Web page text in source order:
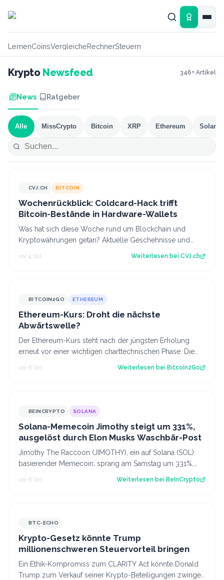
LernenCoinsVergleicheRechnerSteuern
Krypto Newsfeed 346+ Artikel
News Ratgeber
Alle MissCrypto Bitcoin XRP Ethereum Solana
CVJ.CHCVJ.CH BITCOIN
Wochenrückblick: Coldcard-Hack trifft
Bitcoin-Bestände in Hardware-Wallets
Was hat sich diese Woche rund um Blockchain und
Kryptowährungen getan? Aktuelle Geschehnisse und
vor 4 Std. Weiterlesen bei CVJ.ch
BITCOIN2GO ETHEREUM
Ethereum-Kurs: Droht die nächste
Abwärtswelle?
Der Ethereum-Kurs steht nach der jüngsten Erholung
erneut vor einer wichtigen charttechnischen Phase. Die
vor 6 Std. Weiterlesen bei Bitcoin2Go
BEINCRYPTO SOLANA
Solana-Memecoin Jimothy steigt um 331%,
ausgelöst durch Elon Musks Waschbär-Post
Jimothy The Raccoon (JIMOTHY), ein auf Solana (SOL)
basierender Memecoin, sprang am Samstag um 331%,
vor 6 Std. Weiterlesen bei BeInCrypto
BTC-ECHO
Krypto-Gesetz könnte Trump
millionenschweren Steuervorteil bringen
Ein Ethik-Kompromiss zum CLARITY Act könnte Donald
Trump zum Verkauf seiner Krypto-Beteiligungen zwingen